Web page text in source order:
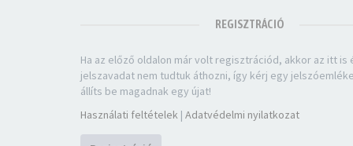
REGISZTRÁCIÓ
Ha az előző oldalon már volt regisztrációd, akkor az itt is
jelszavadat nem tudtuk áthozni, így kérj egy
állíts be magadnak egy újat!
Használati feltételek | Adatvédelmi nyilatkozat